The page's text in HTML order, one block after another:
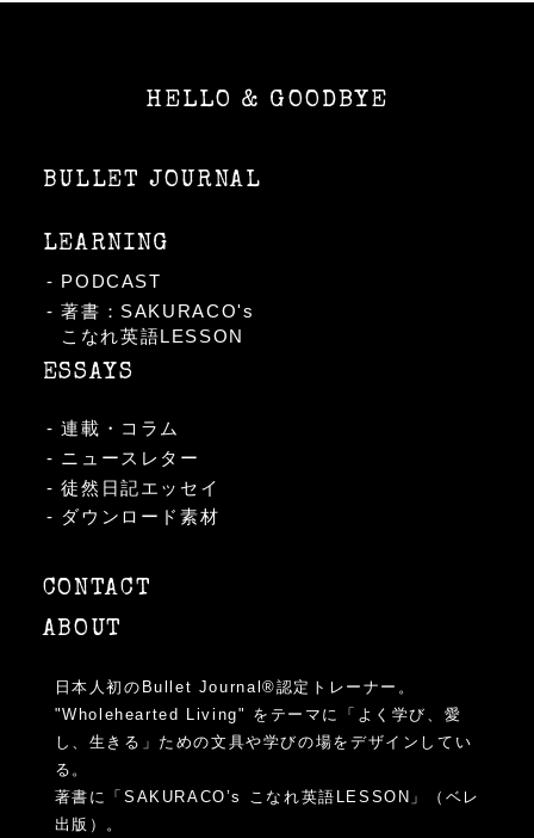
HELLO & GOODBYE
BULLET JOURNAL
LEARNING
PODCAST
著書：SAKURACO's
こなれ英語LESSON
ESSAYS
連載・コラム
ニュースレター
徒然日記エッセイ
ダウンロード素材
CONTACT
ABOUT
日本人初のBullet Journal®︎認定トレーナー。
"Wholehearted Living" をテーマに「よく学び、愛
し、生きる」ための文具や学びの場をデザインしてい
る。
著書に「SAKURACO’s こなれ英語LESSON」（ベレ
出版）。